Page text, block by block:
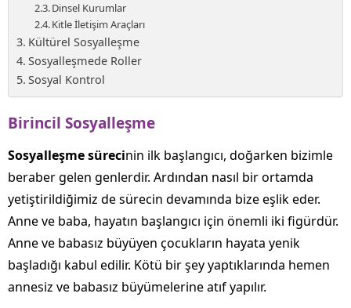
Dinsel Kurumlar
Kitle İletişim Araçları
Kültürel Sosyalleşme
Sosyalleşmede Roller
Sosyal Kontrol
Birincil Sosyalleşme
Sosyalleşme sürecinin ilk başlangıcı, doğarken bizimle
beraber gelen genlerdir. Ardından nasıl bir ortamda
yetiştirildiğimiz de sürecin devamında bize eşlik eder.
Anne ve baba, hayatın başlangıcı için önemli iki figürdür.
Anne ve babasız büyüyen çocukların hayata yenik
başladığı kabul edilir. Kötü bir şey yaptıklarında hemen
annesiz ve babasız büyümelerine atıf yapılır.